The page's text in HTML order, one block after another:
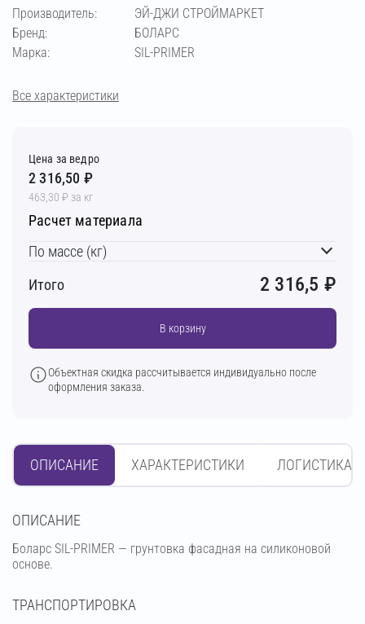
Производитель:
ЭЙ-ДЖИ СТРОЙМАРКЕТ
Бренд:
БОЛАРС
Марка:
SIL-PRIMER
Все характеристики
Цена за ведро
2 316,50 ₽
463,30 ₽ за кг
Расчет материала
По массе (кг)
Итого
2 316,5 ₽
В корзину
Объектная скидка рассчитывается индивидуально после
оформления заказа.
ОПИСАНИЕ ХАРАКТЕРИСТИКИ ЛОГИСТИКА
OПИСАНИЕ
Боларс SIL-PRIMER — грунтовка фасадная на силиконовой
основе.
ТРАНСПОРТИРОВКА